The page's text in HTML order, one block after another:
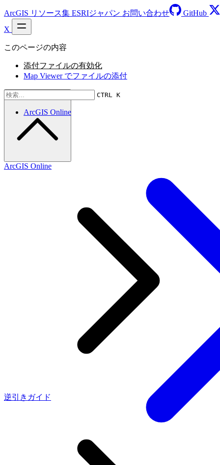
ArcGIS リソース集 ESRIジャパン お問い合わせ
GitHub
X
CTRL K
ArcGIS Online
このページの内容
添付ファイルの有効化
Map Viewer でファイルの添付
トップにスクロール
ArcGIS Online
逆引きガイド